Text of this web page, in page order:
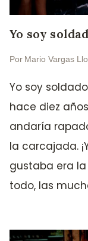
Yo soy
Por Mario Vargas
Yo soy
hace diez
andaría
la carcajada.
gustaba era la
todo, las